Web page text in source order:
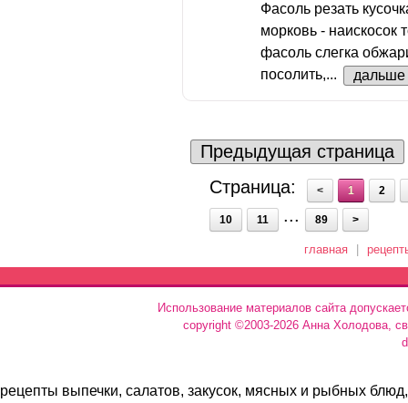
Фасоль резать
морковь - наискосок
фасоль слегка
посолить,...
дальше
Предыдущая страница
Страница:
< 1 2
10 11 ... 89 >
главная
Использование материалов сайта
copyright ©2003-2026 Анна Холодова,
рецепты выпечки, салатов, закусок, мясных и рыбных